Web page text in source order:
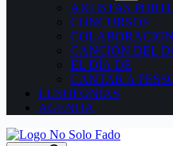
ARTISTAS
CONCURSOS
CANCIÓN DEL
EL DÍA DE
CANTAR A
LUSOFONÍAS
AGENDA